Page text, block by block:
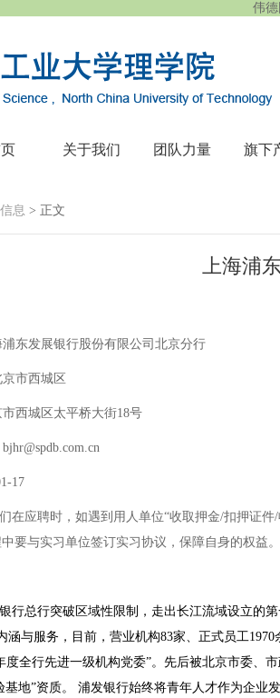
伟
关于我们 团队力量 旗下
息 > 正文
上海浦
浦东发展银行股份有限公司北京分行
京市西城区
市西城区太平桥大街18号
bjhr@spdb.com.cn
17
在应聘时，如遇到用人单位“收取押金/扣押证
要与实习单位签订实习协议，保障自身的权益。
行总行突破区域性限制，走出长江流域设立的
涵与服务，目前，营业机构83家、正式员工
度全行先进一级机构党委”。先后被北京市委、
基地”资质。 浦发银行始终将青年人才作为企